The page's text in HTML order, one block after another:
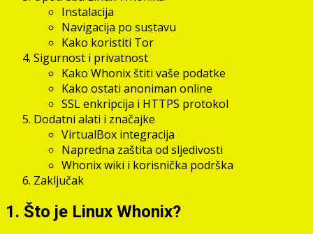
Instalacija
Navigacija po sustavu
Kako koristiti Tor
Sigurnost i privatnost
Kako Whonix štiti vaše podatke
Kako ostati anoniman online
SSL enkripcija i HTTPS protokol
Dodatni alati i značajke
VirtualBox integracija
Napredna zaštita od sljedivosti
Whonix wiki i korisnička podrška
Zaključak
1. Što je Linux Whonix?